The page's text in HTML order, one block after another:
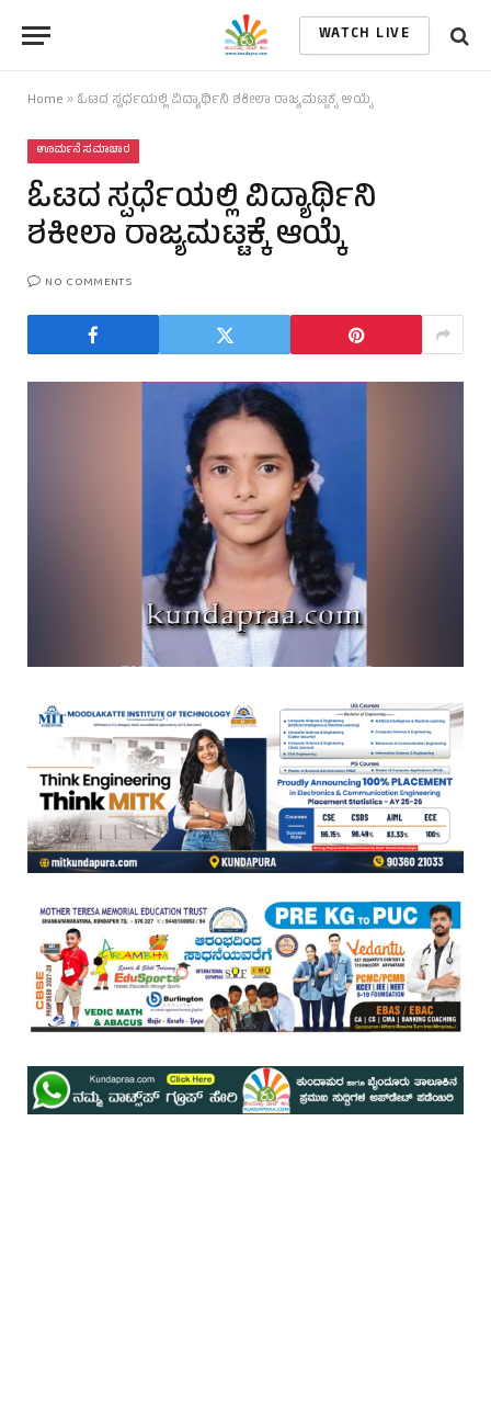
WATCH LIVE
Home » ಓಟದ ಸ್ಪರ್ಧೆಯಲ್ಲಿ ವಿದ್ಯಾರ್ಥಿನಿ ಶಕೀಲಾ ರಾಜ್ಯಮಟ್ಟಕ್ಕೆ ಆಯ್ಕೆ
ಊರ್ಮನೆ ಸಮಾಚಾರ
ಓಟದ ಸ್ಪರ್ಧೆಯಲ್ಲಿ ವಿದ್ಯಾರ್ಥಿನಿ
ಶಕೀಲಾ ರಾಜ್ಯಮಟ್ಟಕ್ಕೆ ಆಯ್ಕೆ
NO COMMENTS